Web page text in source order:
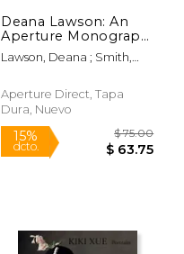
Deana Lawson: An
Aperture Monograph
(1st Ed., 1st Printing)
(en Inglés)
Lawson, Deana ; Smith,
Aperture Direct, Tapa
Dura, Nuevo